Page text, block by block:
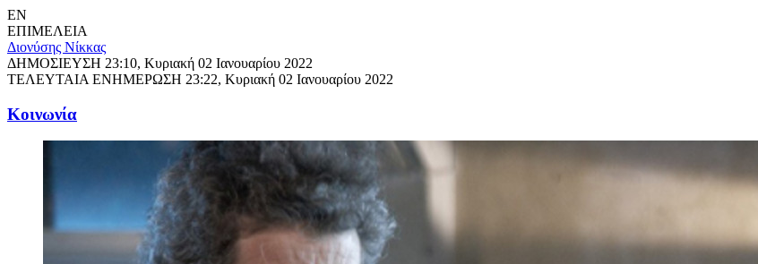
EN
ΕΠΙΜΕΛΕΙΑ
Διονύσης Νίκκας
ΔΗΜΟΣΙΕΥΣΗ 23:10, Κυριακή 02 Ιανουαρίου 2022
ΤΕΛΕΥΤΑΙΑ ΕΝΗΜΕΡΩΣΗ 23:22, Κυριακή 02 Ιανουαρίου 2022
Κοινωνία